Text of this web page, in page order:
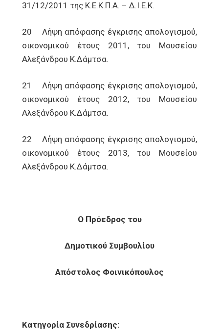
31/12/2011 της Κ.Ε.Κ.Π.Α. – Δ.Ι.Ε.Κ.
20 Λήψη απόφασης έγκρισης απολογισμού,
οικονομικού έτους 2011, του Μουσείου
Αλεξάνδρου Κ.Δάμτσα.
21 Λήψη απόφασης έγκρισης απολογισμού,
οικονομικού έτους 2012, του Μουσείου
Αλεξάνδρου Κ.Δάμτσα.
22 Λήψη απόφασης έγκρισης απολογισμού,
οικονομικού έτους 2013, του Μουσείου
Αλεξάνδρου Κ.Δάμτσα.
Ο Πρόεδρος του
Δημοτικού Συμβουλίου
Απόστολος Φοινικόπουλος
Κατηγορία Συνεδρίασης: